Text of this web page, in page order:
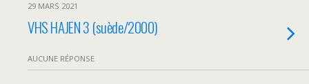
29 MARS 2021
VHS HAJEN 3 (suède/2000)
AUCUNE RÉPONSE